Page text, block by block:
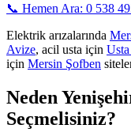
📞 Hemen Ara: 0 538
Elektrik arızalarında
Avize, acil usta için
için Mersin Şofben
Neden
Seçmelisiniz?